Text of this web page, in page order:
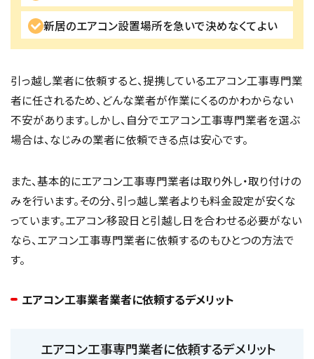
新居のエアコン設置場所を急いで決めなくてよい
引っ越し業者に依頼すると、提携しているエアコン工事専門業
者に任されるため、どんな業者が作業にくるのかわからない
不安があります。しかし、自分でエアコン工事専門業者を選ぶ
場合は、なじみの業者に依頼できる点は安心です。
また、基本的にエアコン工事専門業者は取り外し・取り付けの
みを行います。その分、引っ越し業者よりも料金設定が安くな
っています。エアコン移設日と引越し日を合わせる必要がない
なら、エアコン工事専門業者に依頼するのもひとつの方法で
す。
エアコン工事業者業者に依頼するデメリット
エアコン工事専門業者に依頼するデメリット